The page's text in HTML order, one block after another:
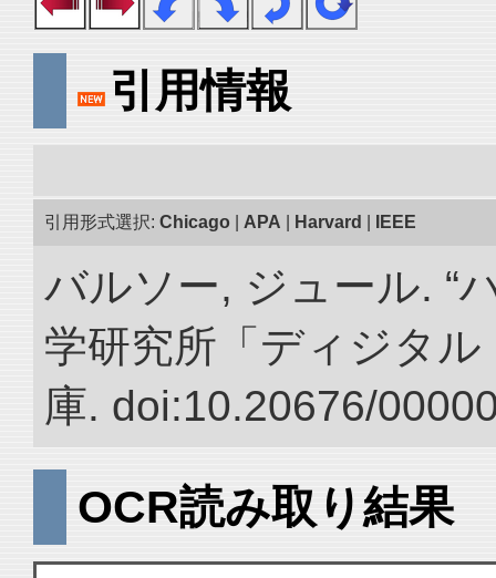
引用情報
引用形式選択: Chicago APA Harvard IEEE
バルソー, ジュール. “
学研究所「ディジタ
庫. doi:10.20676/
OCR読み取り結果